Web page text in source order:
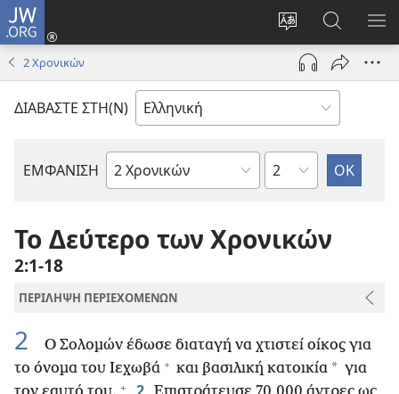
JW.ORG
Αλλαγή
γλώσσας
ιστότοπου
Σύνδεση
(ανοίγει
παράθυρο)
στο
JW.ORG
2 Χρονικών
ΔΙΑΒΑΣΤΕ ΣΤΗ(Ν)
ΕΜΦΑΝΙΣΗ
Βιβλίο
Γραφής
Κεφάλαιο
Το Δεύτερο των Χρονικών
2:1-18
ΠΕΡΙΛΗΨΗ ΠΕΡΙΕΧΟΜΕΝΩΝ
2
Ο Σολομών έδωσε διαταγή να χτιστεί οίκος για
το όνομα του Ιεχωβά + και βασιλική κατοικία * για
+